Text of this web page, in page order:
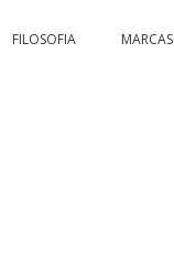
FILOSOFIA MARCAS